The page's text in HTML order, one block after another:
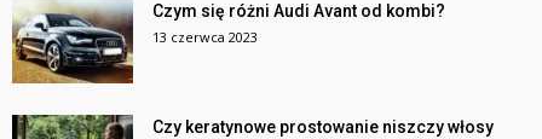
Czym się różni Audi Avant od kombi?
13 czerwca 2023
Czy keratynowe prostowanie niszczy włosy